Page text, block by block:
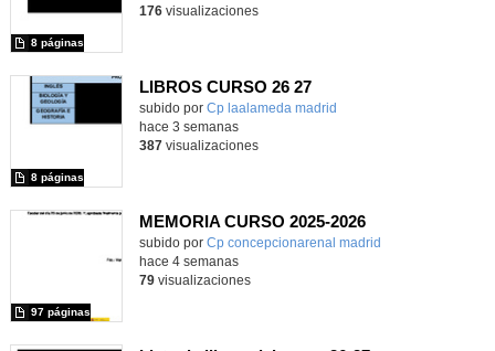
8 páginas
176visualizaciones
LIBROS CURSO 26 27
subido por Cp laalameda madrid
8 páginas
hace 3 semanas
387visualizaciones
MEMORIA CURSO 2025-2026
subido por Cp concepcionarenal madrid
97 páginas
hace 4 semanas
79visualizaciones